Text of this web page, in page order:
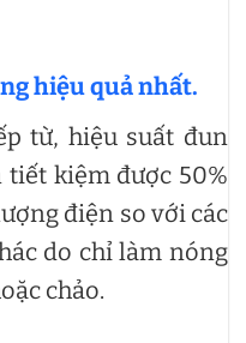
hiệu quả nhất.
từ, hiệu suất đun
tiết kiệm được 50%
điện so với các
do chỉ làm nóng
chảo.